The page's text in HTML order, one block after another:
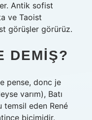
Antik sofist
ve Taoist
görüşler görürüz.
DEMIŞ?
pense, donc je
varım), Batı
temsil eden René
biçimidir.